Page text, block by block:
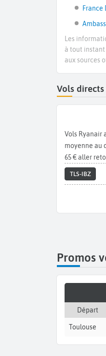
France
Les
à tout instant
aux sources
Vols
Vols Ryanair
moyenne au
65 € aller
TLS-IBZ
Promos
Départ
Toulouse